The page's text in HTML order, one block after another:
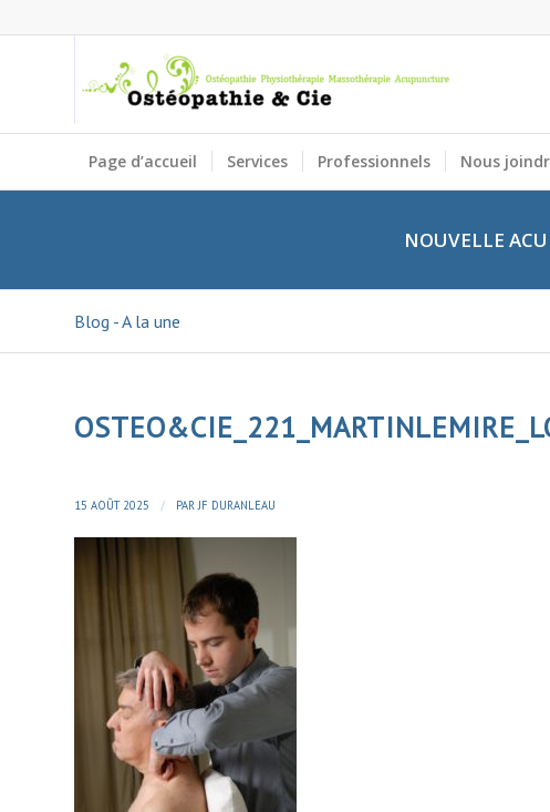
Page d’accueil Services Professionnels Nous
NOUVELLE
Blog - A la une
15 AOÛT 2025 / PAR JF DURANLEAU